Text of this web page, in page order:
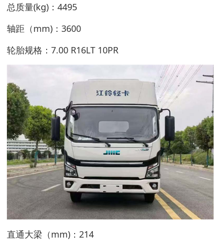
总质量(kg)：4495
轴距（mm)：3600
轮胎规格：7.00 R16LT 10PR
直通大梁（mm)：214